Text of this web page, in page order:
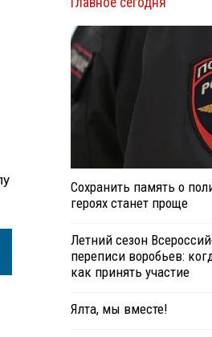
Сохранить память о
героях станет проще
Летний сезон
переписи воробьев:
как принять участие
Ялта, мы вместе!